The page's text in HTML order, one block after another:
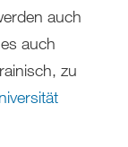
auch
auch
zu